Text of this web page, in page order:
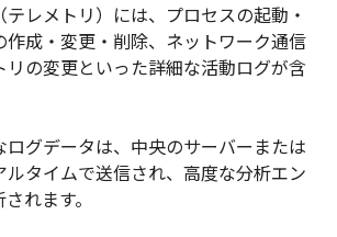
レメトリ）には、プロセスの起動・
作成・変更・削除、ネットワーク通信
リの変更といった詳細な活動ログが含
グデータは、中央のサーバーまたは
ルタイムで送信され、高度な分析エン
れます。